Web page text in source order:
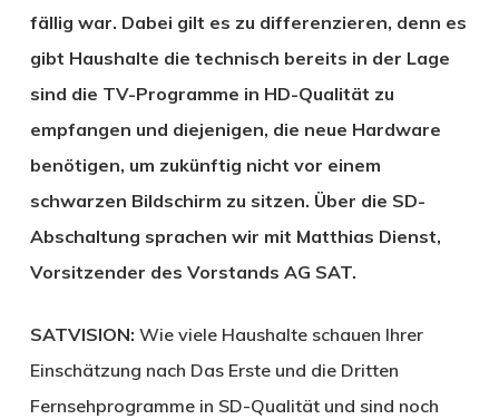
fällig war. Dabei gilt es zu differenzieren, denn es
gibt Haushalte die technisch bereits in der Lage
sind die TV-Programme in HD-Qualität zu
empfangen und diejenigen, die neue Hardware
benötigen, um zukünftig nicht vor einem
schwarzen Bildschirm zu sitzen. Über die SD-
Abschaltung sprachen wir mit Matthias Dienst,
Vorsitzender des Vorstands AG SAT.
SATVISION: Wie viele Haushalte schauen Ihrer
Einschätzung nach Das Erste und die Dritten
Fernsehprogramme in SD-Qualität und sind noch